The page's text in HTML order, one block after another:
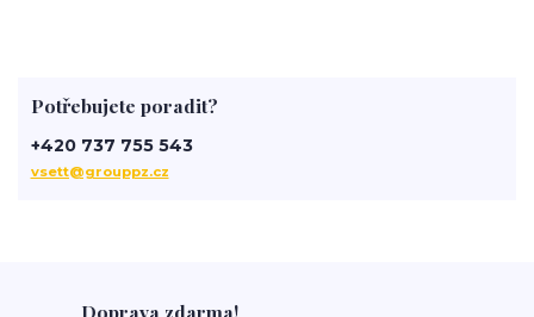
Potřebujete poradit?
+420 737 755 543
vsett@grouppz.cz
Doprava zdarma!